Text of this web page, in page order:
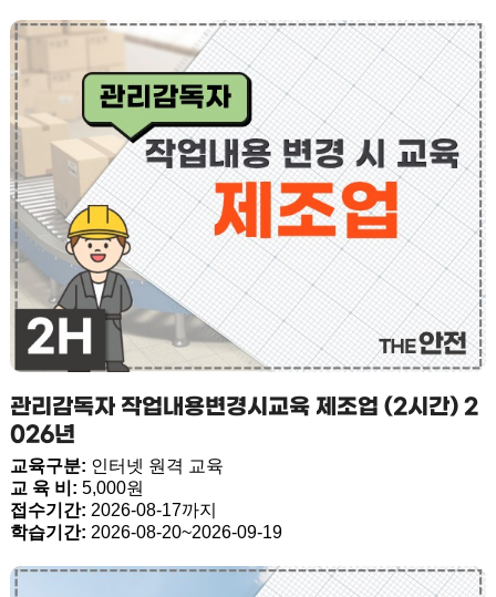
관리감독자 작업내용변경시교육 제조업 (2시간) 2
026년
교육구분: 인터넷 원격 교육
교 육 비: 5,000원
접수기간: 2026-08-17까지
학습기간: 2026-08-20~2026-09-19